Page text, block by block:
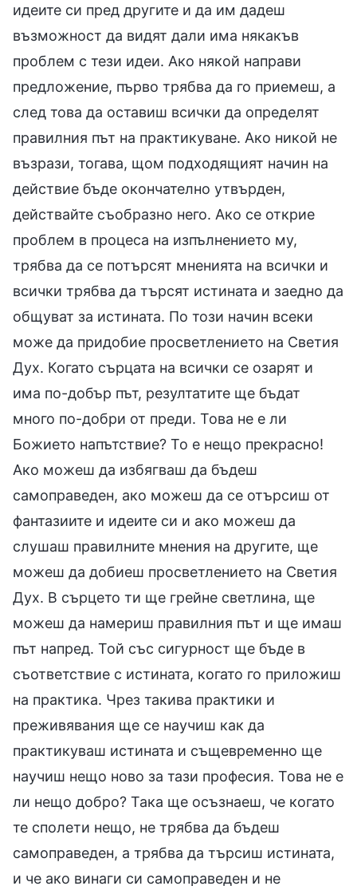
идеите си пред другите и да им дадеш
възможност да видят дали има някакъв
проблем с тези идеи. Ако някой направи
предложение, първо трябва да го приемеш, а
след това да оставиш всички да определят
правилния път на практикуване. Ако никой не
възрази, тогава, щом подходящият начин на
действие бъде окончателно утвърден,
действайте съобразно него. Ако се открие
проблем в процеса на изпълнението му,
трябва да се потърсят мненията на всички и
всички трябва да търсят истината и заедно да
общуват за истината. По този начин всеки
може да придобие просветлението на Светия
Дух. Когато сърцата на всички се озарят и
има по-добър път, резултатите ще бъдат
много по-добри от преди. Това не е ли
Божието напътствие? То е нещо прекрасно!
Ако можеш да избягваш да бъдеш
самоправеден, ако можеш да се отърсиш от
фантазиите и идеите си и ако можеш да
слушаш правилните мнения на другите, ще
можеш да добиеш просветлението на Светия
Дух. В сърцето ти ще грейне светлина, ще
можеш да намериш правилния път и ще имаш
път напред. Той със сигурност ще бъде в
съответствие с истината, когато го приложиш
на практика. Чрез такива практики и
преживявания ще се научиш как да
практикуваш истината и същевременно ще
научиш нещо ново за тази професия. Това не е
ли нещо добро? Така ще осъзнаеш, че когато
те сполети нещо, не трябва да бъдеш
самоправеден, а трябва да търсиш истината,
и че ако винаги си самоправеден и не